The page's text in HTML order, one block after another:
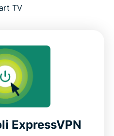
TV
ExpressVPN